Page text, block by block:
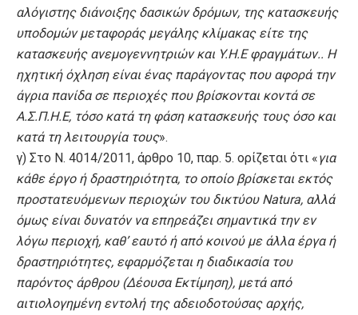
αλόγιστης διάνοιξης δασικών δρόμων, της κατασκευής
υποδομών μεταφοράς μεγάλης κλίμακας είτε της
κατασκευής ανεμογεννητριών και Y.H.Eφραγμάτων.. Η
ηχητική όχληση είναι ένας παράγοντας που αφορά την
άγρια πανίδα σε περιοχές που βρίσκονται κοντά σε
Α.Σ.Π.Η.Ε, τόσο κατά τη φάση κατασκευής τους όσο και
κατά τη λειτουργία τους».
γ) Στο Ν. 4014/2011, άρθρο 10, παρ. 5. ορίζεται ότι «για
κάθε έργο ή δραστηριότητα, το οποίο βρίσκεται εκτός
προστατευόμενων περιοχών του δικτύου Natura, αλλά
όμως είναι δυνατόν να επηρεάζει σημαντικά την εν
λόγω περιοχή, καθ’ εαυτό ή από κοινού με άλλα έργα ή
δραστηριότητες, εφαρμόζεται η διαδικασία του
παρόντος άρθρου (Δέουσα Εκτίμηση), μετά από
αιτιολογημένη εντολή της αδειοδοτούσας αρχής,